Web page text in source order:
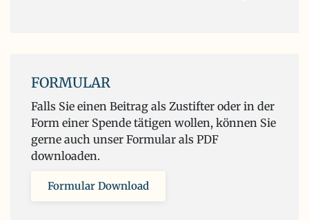
FORMULAR
Falls Sie einen Beitrag als Zustifter oder in der
Form einer Spende tätigen wollen, können Sie
gerne auch unser Formular als PDF
downloaden.
Formular Download